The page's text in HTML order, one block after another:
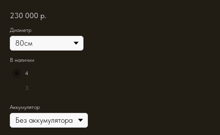
230 000 р.
Диаметр
В наличии
4
3
Аккумулятор